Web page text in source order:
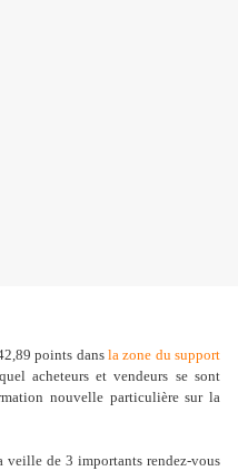
points dans la zone du support
acheteurs et vendeurs se sont
nouvelle particulière sur la
veille de 3 importants rendez-vous